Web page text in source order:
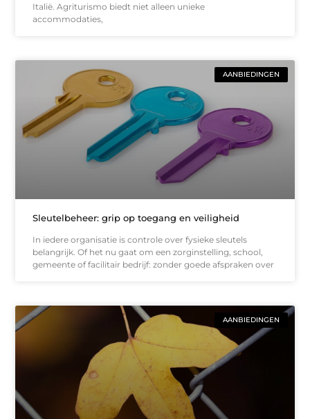
Italië. Agriturismo biedt niet alleen unieke
accommodaties,
AANBIEDINGEN
Sleutelbeheer: grip op toegang en veiligheid
In iedere organisatie is controle over fysieke sleutels
belangrijk. Of het nu gaat om een zorginstelling, school,
gemeente of facilitair bedrijf: zonder goede afspraken over
AANBIEDINGEN